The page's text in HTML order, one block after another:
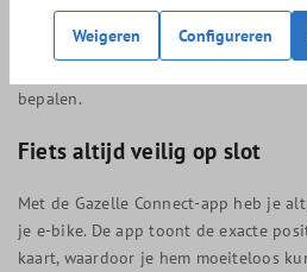
Bij de aanschaf van de fiets kun je
bepalen.
Fiets altijd veilig op slot
Met de Gazelle Connect-app heb je
je e-bike. De app toont de exacte
kaart, waardoor je hem moeiteloos
Weigeren Configureren